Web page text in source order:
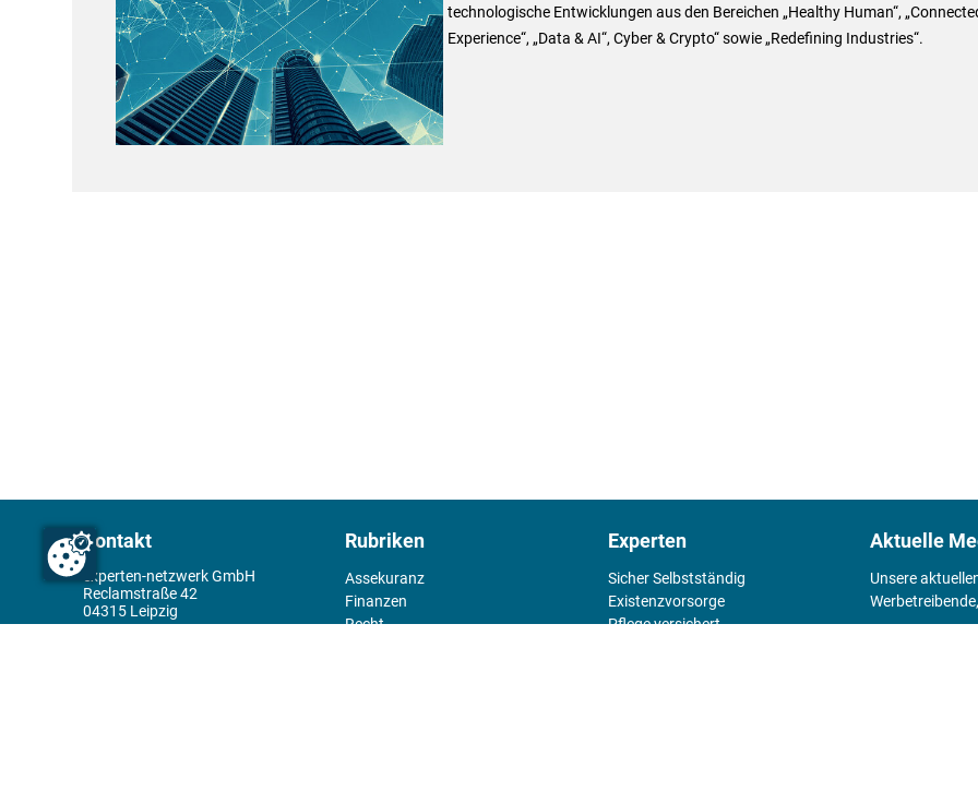
technologische Entwicklungen aus den Bereichen „Healthy Human“,
Experience“, „Data & AI“, Cyber & Crypto“ sowie „Redefining Industries“.
Kontakt
experten-netzwerk GmbH
Reclamstraße 42
04315 Leipzig
Rubriken
Assekuranz
Finanzen
Recht
Experten
Sicher Selbstständig
Existenz­vorsorge
Pflege versichert
Aktuelle
Unsere